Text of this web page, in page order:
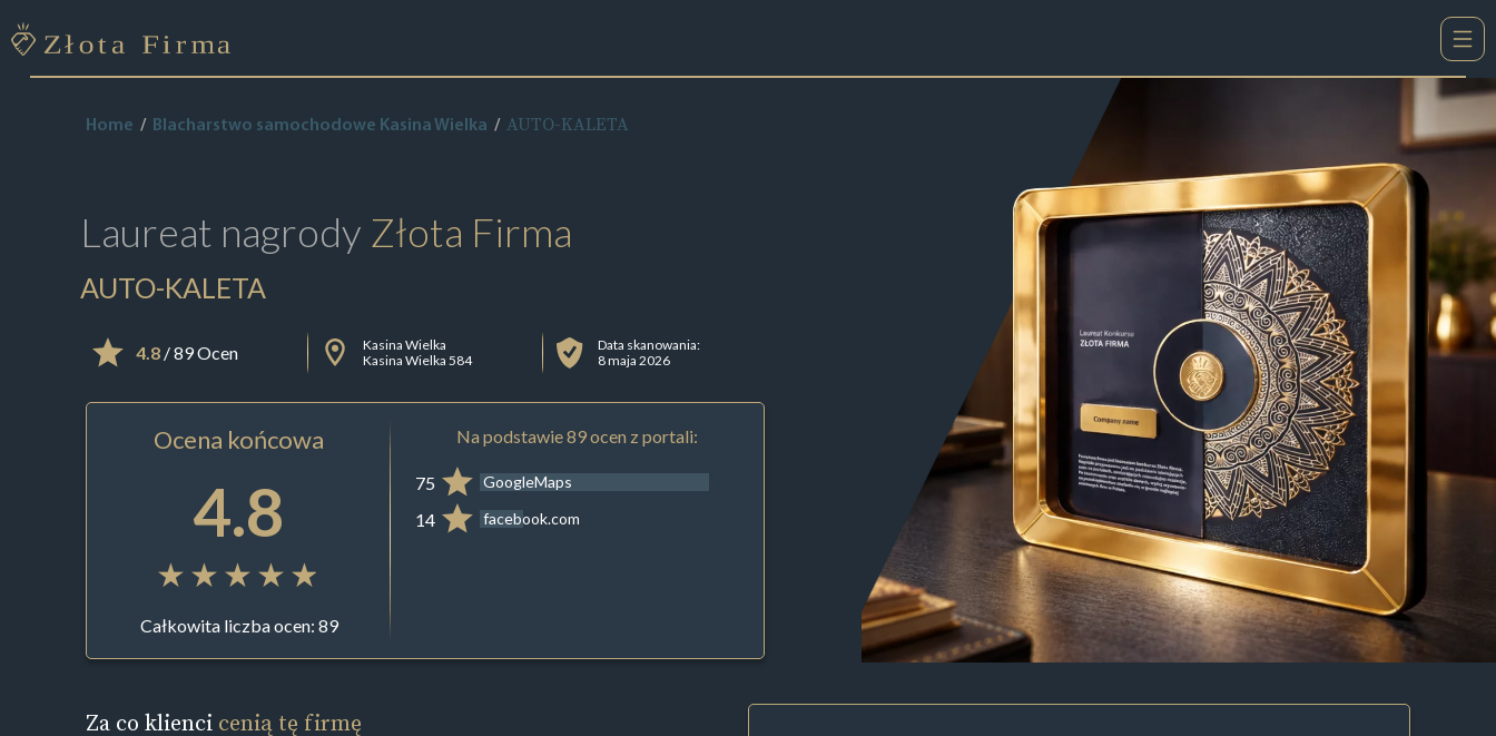
Home Blacharstwo samochodowe Kasina Wielka AUTO-KALETA
Laureat nagrody Złota Firma
AUTO-KALETA
4.8/ 89 Ocen
Kasina Wielka
Kasina Wielka 584
Data skanowania:
8 maja 2026
Ocena końcowa
4.8
Całkowita liczba ocen: 89
Na podstawie 89 ocen z portali:
75 GoogleMaps
14 facebook.com
Za co klienci cenią tę firmę